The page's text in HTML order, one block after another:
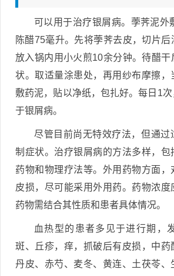
可以用于治疗银屑病。荸荠泥外
陈醋75毫升。先将荸荠去皮，切片
放入锅内用小火煎10余分钟。待醋干
状。取适量涂患处，再用纱布摩擦，
敷药泥，贴以净纸，包扎好。每日1
于银屑病。
尽管目前尚无特效疗法，但通过
制症状。治疗银屑病的方法多样，包
药物和物理疗法等。外用药物方面，
皮损，尽可能采用外用药。药物浓度
药物需结合其性质和患者具体情况。
血热型的患者多见于进行期，
斑、丘疹，痒，抓破后有皮损，中药
丹皮、赤芍、麦冬、黄连、土茯苓、